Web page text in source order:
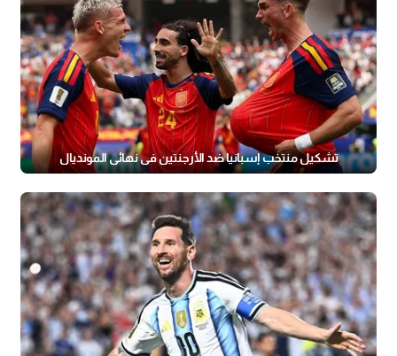
تشكيل منتخب إسبانيا ضد الأرجنتين في نهائي المونديال